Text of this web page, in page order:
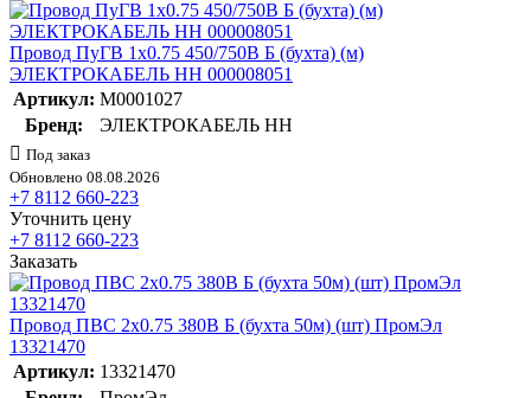
Провод ПуГВ 1х0.75 450/750В Б (бухта) (м)
ЭЛЕКТРОКАБЕЛЬ НН 000008051
Артикул: M0001027
Бренд:
ЭЛЕКТРОКАБЕЛЬ НН
Под заказ
Обновлено 08.08.2026
+7 8112 660-223
Уточнить цену
+7 8112 660-223
Заказать
Провод ПВС 2х0.75 380В Б (бухта 50м) (шт) ПромЭл
13321470
Артикул: 13321470